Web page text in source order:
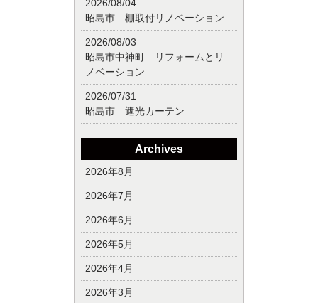
2026/08/04
昭島市 棚取付リノベーション
2026/08/03
昭島市中神町 リフォームとリ
ノベーション
2026/07/31
昭島市 遮光カーテン
Archives
2026年8月
2026年7月
2026年6月
2026年5月
2026年4月
2026年3月